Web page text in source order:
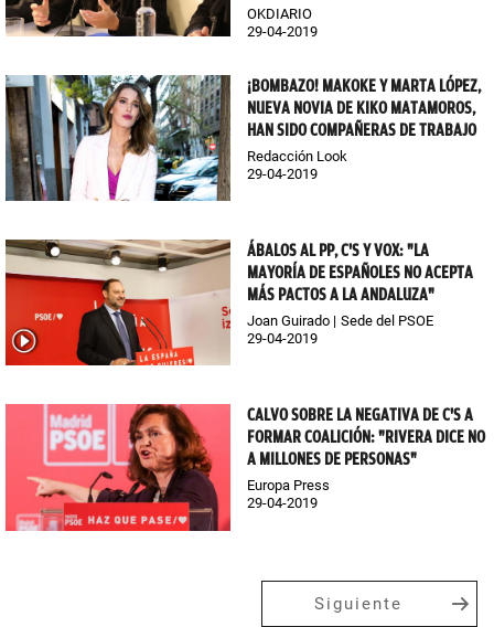
OKDIARIO
29-04-2019
¡BOMBAZO! MAKOKE Y MARTA LÓPEZ,
NUEVA NOVIA DE KIKO MATAMOROS,
HAN SIDO COMPAÑERAS DE TRABAJO
Redacción Look
29-04-2019
ÁBALOS AL PP, C'S Y VOX: "LA
MAYORÍA DE ESPAÑOLES NO ACEPTA
MÁS PACTOS A LA ANDALUZA"
Joan Guirado
Sede del PSOE
29-04-2019
CALVO SOBRE LA NEGATIVA DE C'S A
FORMAR COALICIÓN: "RIVERA DICE NO
A MILLONES DE PERSONAS"
Europa Press
29-04-2019
Siguiente